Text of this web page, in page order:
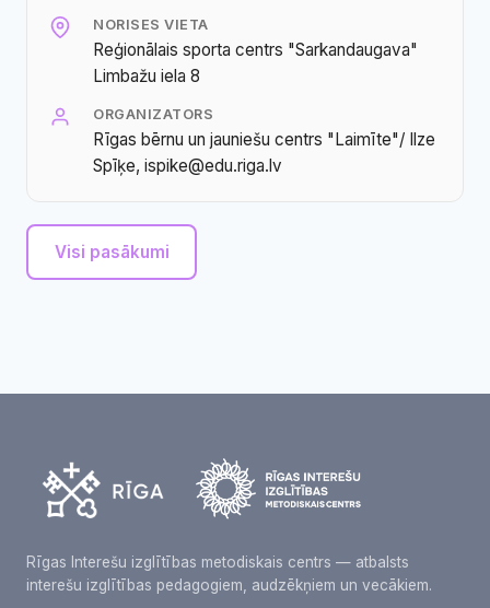
NORISES VIETA
Reģionālais sporta centrs "Sarkandaugava"
Limbažu iela 8
ORGANIZATORS
Rīgas bērnu un jauniešu centrs "Laimīte"/ Ilze
Spīķe, ispike@edu.riga.lv
Visi pasākumi
Rīgas Interešu izglītības metodiskais centrs — atbalsts
interešu izglītības pedagogiem, audzēkņiem un vecākiem.